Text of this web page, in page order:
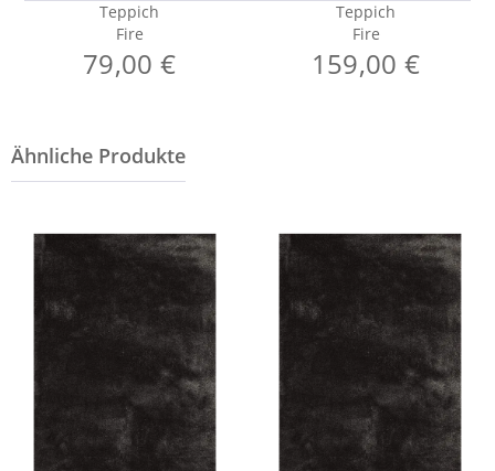
Teppich
Fire
79,00 €
Teppich
Fire
159,00 €